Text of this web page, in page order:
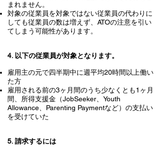
まれません。
対象の従業員を対象ではない従業員の代わりに
しても従業員の数は増えず、ATOの注意を引い
てしまう可能性があります。
4. 以下の従業員が対象となります。
雇用主の元で四半期中に週平均20時間以上働い
た方
雇用される前の3ヶ月間のうち少なくとも1ヶ月
間、所得支援金（JobSeeker、Youth
Allowance、Parenting Paymentなど）の支払い
を受けていた
5. 請求するには